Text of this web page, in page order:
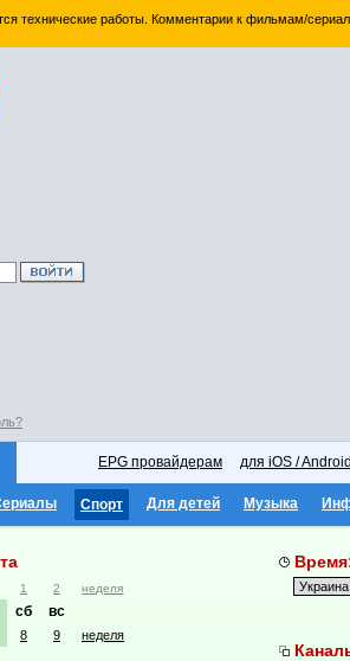
технические работы. Комментарии к фильмам/
EPG провайдерам для iOS /
Спорт Для детей Музыка
1 2 неделя
сб вс
8 9 неделя